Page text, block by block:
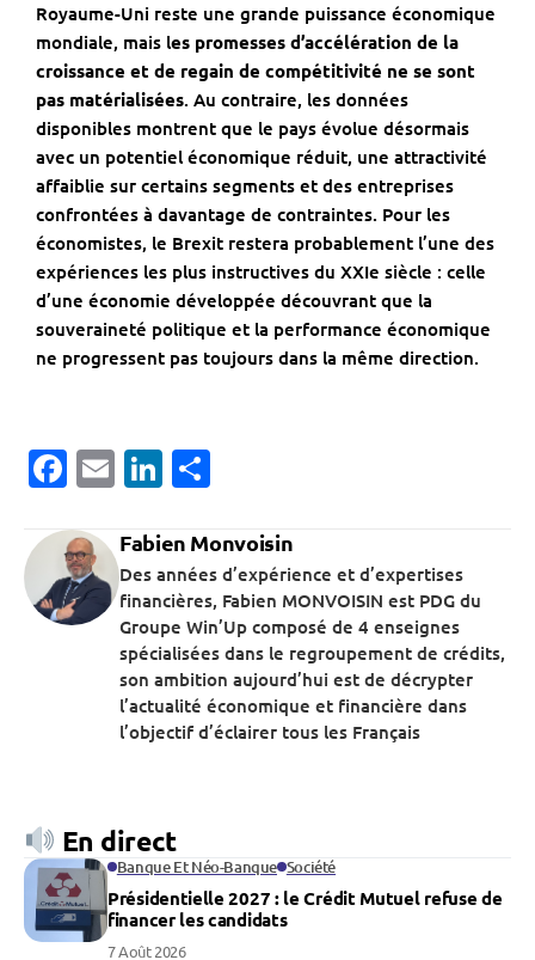
Royaume-Uni reste une grande puissance économique
mondiale, mais les promesses d’accélération de la
croissance et de regain de compétitivité ne se sont
pas matérialisées. Au contraire, les données
disponibles montrent que le pays évolue désormais
avec un potentiel économique réduit, une attractivité
affaiblie sur certains segments et des entreprises
confrontées à davantage de contraintes. Pour les
économistes, le Brexit restera probablement l’une des
expériences les plus instructives du XXIe siècle : celle
d’une économie développée découvrant que la
souveraineté politique et la performance économique
ne progressent pas toujours dans la même direction.
Facebook
EmailLinkedIn
Fabien Monvoisin
Des années d’expérience et d’expertises
financières, Fabien MONVOISIN est PDG du
Groupe Win’Up composé de 4 enseignes
spécialisées dans le regroupement de crédits,
son ambition aujourd’hui est de décrypter
l’actualité économique et financière dans
l’objectif d’éclairer tous les Français
En direct
Banque Et Néo-Banque Société
Présidentielle 2027 : le Crédit Mutuel refuse de
financer les candidats
7 Août 2026